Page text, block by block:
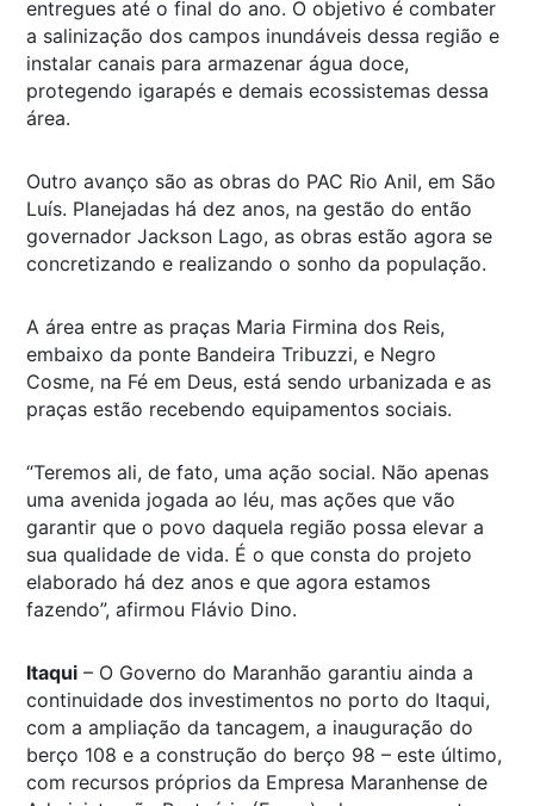
entregues até o final do ano. O objetivo é combater
a salinização dos campos inundáveis dessa região e
instalar canais para armazenar água doce,
protegendo igarapés e demais ecossistemas dessa
área.
Outro avanço são as obras do PAC Rio Anil, em São
Luís. Planejadas há dez anos, na gestão do então
governador Jackson Lago, as obras estão agora se
concretizando e realizando o sonho da população.
A área entre as praças Maria Firmina dos Reis,
embaixo da ponte Bandeira Tribuzzi, e Negro
Cosme, na Fé em Deus, está sendo urbanizada e as
praças estão recebendo equipamentos sociais.
“Teremos ali, de fato, uma ação social. Não apenas
uma avenida jogada ao léu, mas ações que vão
garantir que o povo daquela região possa elevar a
sua qualidade de vida. É o que consta do projeto
elaborado há dez anos e que agora estamos
fazendo”, afirmou Flávio Dino.
Itaqui – O Governo do Maranhão garantiu ainda a
continuidade dos investimentos no porto do Itaqui,
com a ampliação da tancagem, a inauguração do
berço 108 e a construção do berço 98 – este último,
com recursos próprios da Empresa Maranhense de